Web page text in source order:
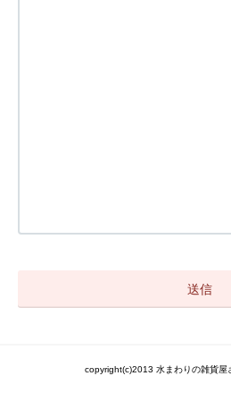
copyright(c)2013 水まわりの雑貨屋